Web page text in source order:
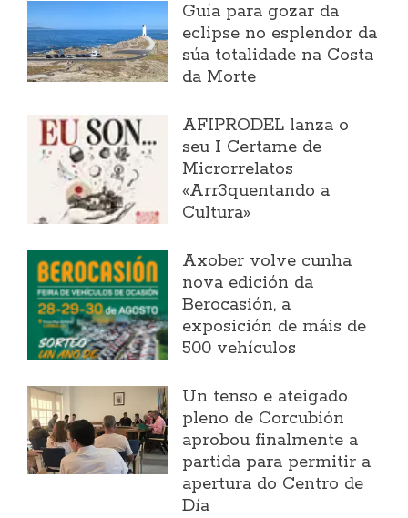
Guía para gozar da
eclipse no esplendor da
súa totalidade na Costa
da Morte
AFIPRODEL lanza o
seu I Certame de
Microrrelatos
«Arr3quentando a
Cultura»
Axober volve cunha
nova edición da
Berocasión, a
exposición de máis de
500 vehículos
Un tenso e ateigado
pleno de Corcubión
aprobou finalmente a
partida para permitir a
apertura do Centro de
Día